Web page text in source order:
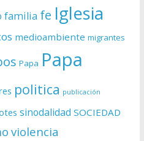
familia fe Iglesia
medioambiente migrantes
Papa Papa
politica publicación
sinodalidad SOCIEDAD
violencia